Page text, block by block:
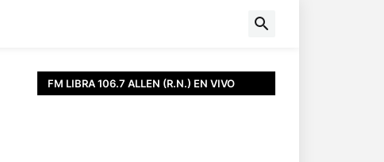
FM LIBRA 106.7 ALLEN (R.N.) EN VIVO